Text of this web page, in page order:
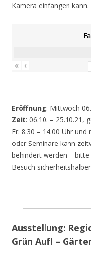
Kamera einfangen kann.
« ‹
Eröffnung: Mittwoch
Zeit: 06.10. – 25.10.21,
Fr. 8.30 – 14.00 Uhr und
oder Seminare kann
behindert werden –
Besuch
Ausstellung:
Grün Auf! –